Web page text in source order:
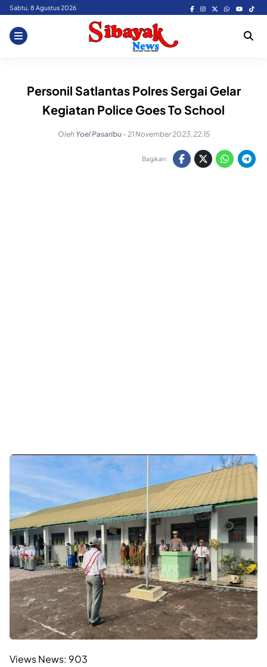
Skip
content
Sabtu, 8 Agustus 2026
Personil Satlantas Polres Sergai Gelar
Kegiatan Police Goes To School
Oleh Yoel Pasaribu - 21 November 2023, 22:15
Bagikan:
Views News: 903